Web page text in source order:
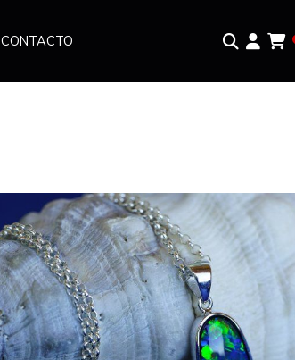
CONTACTO